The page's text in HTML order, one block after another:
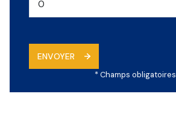
ENVOYER
* Champs obligatoires